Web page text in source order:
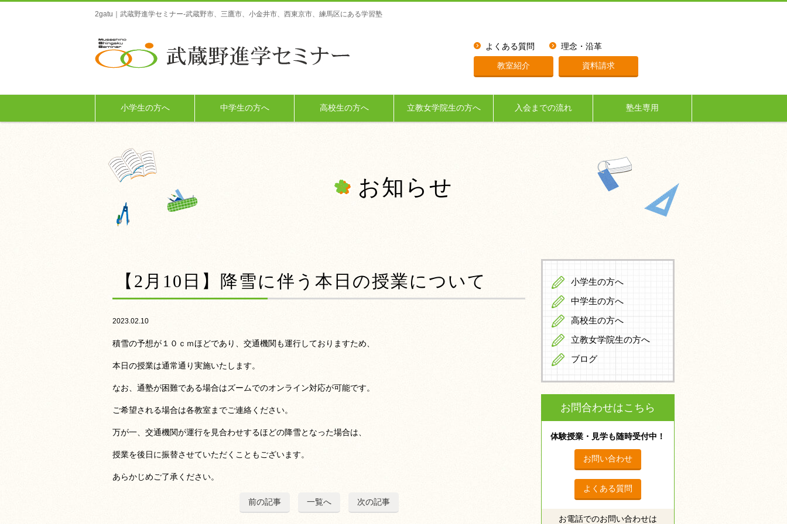
2gatu｜武蔵野進学セミナー-武蔵野市、三鷹市、小金井市、西東京市、練馬区にある学習塾
よくある質問 理念・沿革
教室紹介 資料請求
小学生の方へ 中学生の方へ 高校生の方へ 立教女学院生の方へ 入会までの流れ 塾生専用
お知らせ
【2月10日】降雪に伴う本日の授業について
2023.02.10
積雪の予想が１０ｃｍほどであり、交通機関も運行しておりますため、
本日の授業は通常通り実施いたします。
なお、通塾が困難である場合はズームでのオンライン対応が可能です。
ご希望される場合は各教室までご連絡ください。
万が一、交通機関が運行を見合わせするほどの降雪となった場合は、
授業を後日に振替させていただくこともございます。
あらかじめご了承ください。
前の記事 一覧へ 次の記事
小学生の方へ
中学生の方へ
高校生の方へ
立教女学院生の方へ
ブログ
お問合わせはこちら
体験授業・見学も随時受付中！
お問い合わせ
よくある質問
お電話でのお問い合わせは